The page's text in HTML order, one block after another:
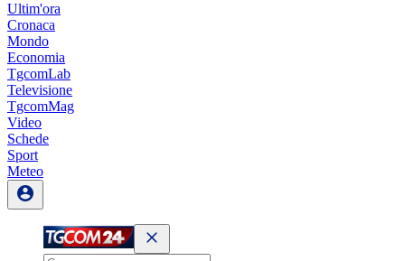
Ultim'ora
Cronaca
Mondo
Economia
TgcomLab
Televisione
TgcomMag
Video
Schede
Sport
Meteo